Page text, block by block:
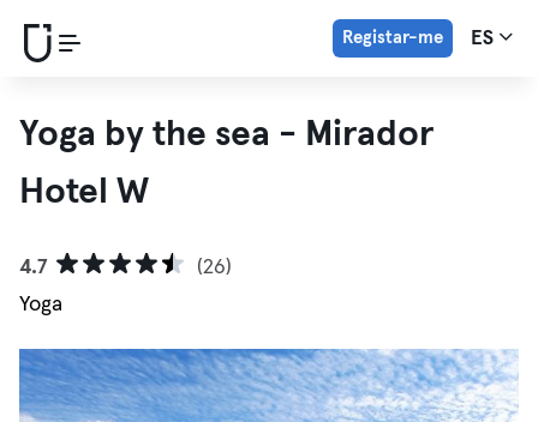
Registar-me ES
Yoga by the sea - Mirador
Hotel W
4.7
(26)
Yoga